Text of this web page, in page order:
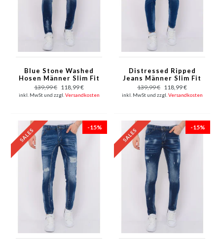
Blue Stone Washed
Hosen Männer Slim Fit
-1076
139,99 € 118,99 €
inkl. MwSt und zzgl. Versandkosten
Distressed Ripped
Jeans Männer Slim Fit
- 1082 - Blau
139,99 € 118,99 €
inkl. MwSt und zzgl. Versandkosten
-15% -15%